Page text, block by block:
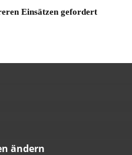
Einsätzen gefordert
ändern